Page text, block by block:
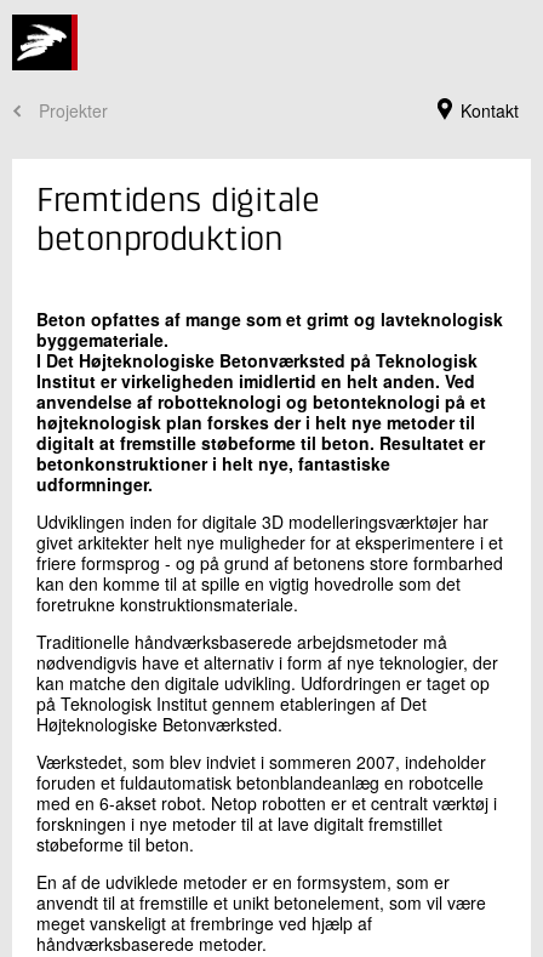
Kontakt
Projekter
Jeg er din kontaktperson
Thomas Juul Andersen
Beton
+45 72 20 21 57
Send e-mail
Skriv til mig
Send
Fremtidens digitale
betonproduktion
Beton opfattes af mange som et grimt og lavteknologisk
byggemateriale.
I Det Højteknologiske Betonværksted på Teknologisk
Institut er virkeligheden imidlertid en helt anden. Ved
anvendelse af robotteknologi og betonteknologi på et
højteknologisk plan forskes der i helt nye metoder til
digitalt at fremstille støbeforme til beton. Resultatet er
betonkonstruktioner i helt nye, fantastiske
udformninger.
Udviklingen inden for digitale 3D modelleringsværktøjer har
givet arkitekter helt nye muligheder for at eksperimentere i et
friere formsprog - og på grund af betonens store formbarhed
kan den komme til at spille en vigtig hovedrolle som det
foretrukne konstruktionsmateriale.
Traditionelle håndværksbaserede arbejdsmetoder må
nødvendigvis have et alternativ i form af nye teknologier, der
kan matche den digitale udvikling. Udfordringen er taget op
på Teknologisk Institut gennem etableringen af Det
Højteknologiske Betonværksted.
Værkstedet, som blev indviet i sommeren 2007, indeholder
foruden et fuldautomatisk betonblandeanlæg en robotcelle
med en 6-akset robot. Netop robotten er et centralt værktøj i
forskningen i nye metoder til at lave digitalt fremstillet
støbeforme til beton.
En af de udviklede metoder er en formsystem, som er
anvendt til at fremstille et unikt betonelement, som vil være
meget vanskeligt at frembringe ved hjælp af
håndværksbaserede metoder.